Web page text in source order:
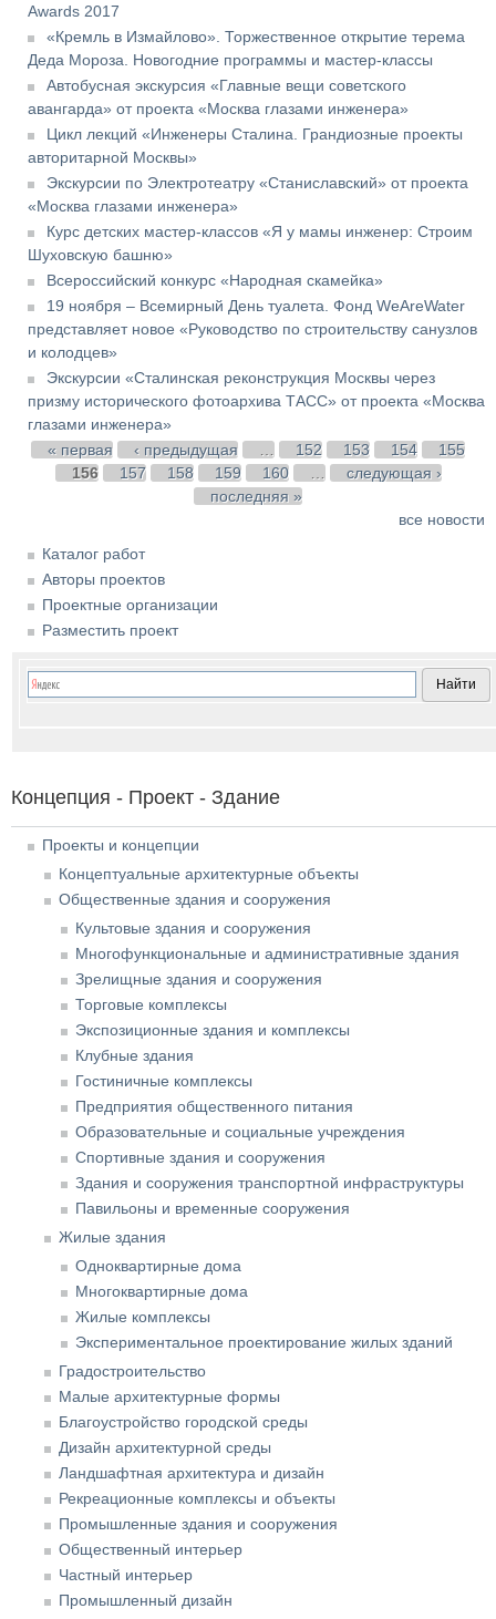
Awards 2017
«Кремль в Измайлово». Торжественное открытие терема
Деда Мороза. Новогодние программы и мастер-классы
Автобусная экскурсия «Главные вещи советского
авангарда» от проекта «Москва глазами инженера»
Цикл лекций «Инженеры Сталина. Грандиозные проекты
авторитарной Москвы»
Экскурсии по Электротеатру «Станиславский» от проекта
«Москва глазами инженера»
Курс детских мастер-классов «Я у мамы инженер: Строим
Шуховскую башню»
Всероссийский конкурс «Народная скамейка»
19 ноября – Всемирный День туалета. Фонд WeAreWater
представляет новое «Руководство по строительству санузлов
и колодцев»
Экскурсии «Сталинская реконструкция Москвы через
призму исторического фотоархива ТАСС» от проекта «Москва
глазами инженера»
Страницы
« первая ‹ предыдущая 152 153 154
155
156
157 158 159 160
следующая ›
последняя »
все новости
Каталог работ
Авторы проектов
Проектные организации
Разместить проект
Концепция - Проект - Здание
Проекты и концепции
Концептуальные архитектурные объекты
Общественные здания и сооружения
Культовые здания и сооружения
Многофункциональные и административные здания
Зрелищные здания и сооружения
Торговые комплексы
Экспозиционные здания и комплексы
Клубные здания
Гостиничные комплексы
Предприятия общественного питания
Образовательные и социальные учреждения
Спортивные здания и сооружения
Здания и сооружения транспортной инфраструктуры
Павильоны и временные сооружения
Жилые здания
Одноквартирные дома
Многоквартирные дома
Жилые комплексы
Экспериментальное проектирование жилых зданий
Градостроительство
Малые архитектурные формы
Благоустройство городской среды
Дизайн архитектурной среды
Ландшафтная архитектура и дизайн
Рекреационные комплексы и объекты
Промышленные здания и сооружения
Общественный интерьер
Частный интерьер
Промышленный дизайн